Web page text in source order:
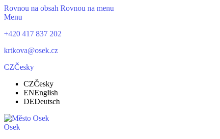
Rovnou na obsah Rovnou na menu
Menu
+420 417 837 202
krtkova@osek.cz
CZČesky
CZČesky
ENEnglish
DEDeutsch
Osek